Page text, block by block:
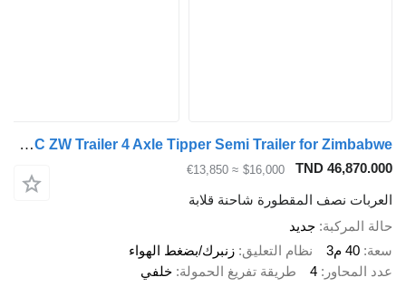
CIMC ZW Trailer 4 Axle Tipper Semi Trailer for Zimbabwe
TND
$16,000
≈ €13,850
نصف المقطورة شاحنة قلابة
جديد
40 م3 نظام التعليق زنبرك/بضغط الهواء
4 طريقة تفريغ الحمولة خلفي